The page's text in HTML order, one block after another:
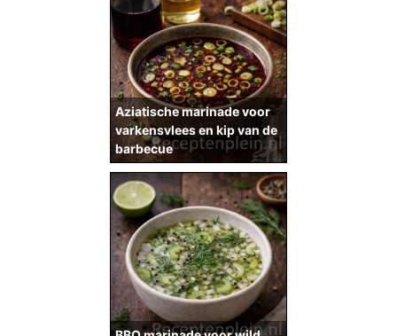
Aziatische marinade voor
varkensvlees en kip van de
barbecue